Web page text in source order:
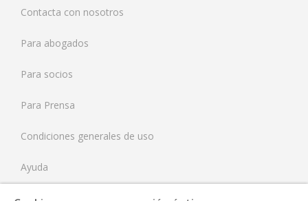
Países Bajos
Reino Unido
Estados Unidos
Contacta con nosotros
Para abogados
Para socios
Para Prensa
Condiciones generales de uso
Ayuda
Tarifas